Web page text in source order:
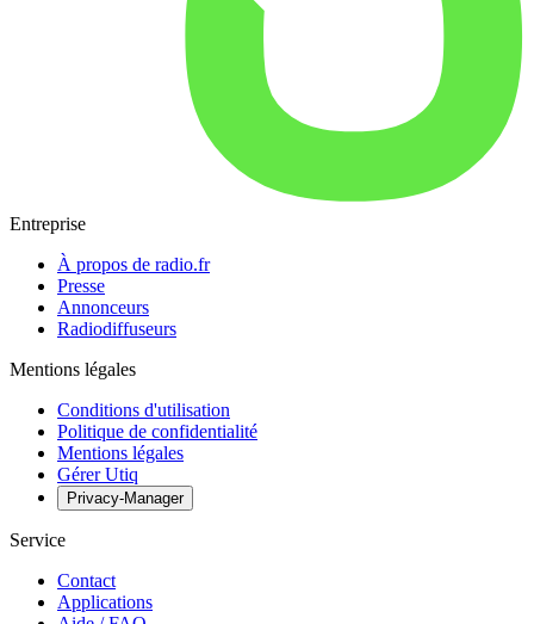
Entreprise
À propos de radio.fr
Presse
Annonceurs
Radiodiffuseurs
Mentions légales
Conditions d'utilisation
Politique de confidentialité
Mentions légales
Gérer Utiq
Privacy-Manager
Service
Contact
Applications